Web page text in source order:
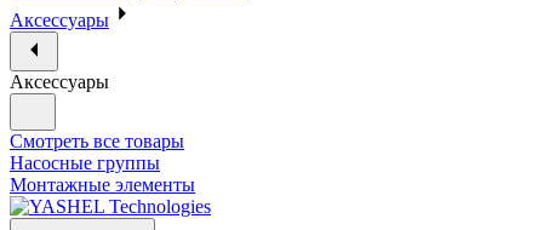
Аксессуары
Аксессуары
Смотреть все товары
Насосные группы
Монтажные элементы